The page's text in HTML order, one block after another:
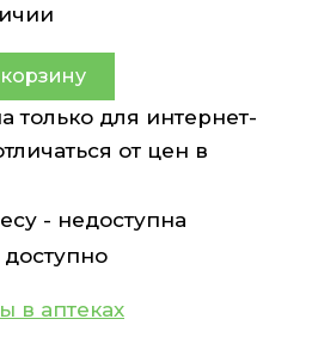
только для интернет-
от цен в
- недоступна
доступно
в аптеках